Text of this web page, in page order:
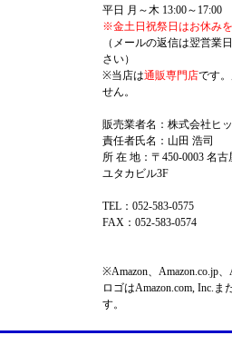
平日 月～木 13:00～17:00
※金土日祝祭日はお休みを
（メールの返信は翌営業
さい）
※当店は通販専門店です
せん。
販売業者名：株式会社ヒ
責任者氏名：山田 浩司
所 在 地：〒450-0003 名
ユタカビル3F
TEL：052-583-0575
FAX：052-583-0574
※Amazon、Amazon.co.jp
ロゴはAmazon.com, Inc.
す。